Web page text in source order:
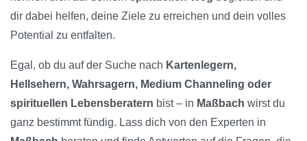
dir dabei helfen, deine Ziele zu erreichen und dein volles
Potential zu entfalten.
Egal, ob du auf der Suche nach Kartenlegern,
Hellsehern, Wahrsagern, Medium Channeling oder
spirituellen Lebensberatern bist – in Maßbach wirst du
ganz bestimmt fündig. Lass dich von den Experten in